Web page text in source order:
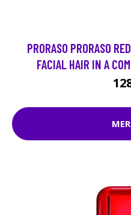
PRORASO PRORASO
FACIAL HAIR IN A